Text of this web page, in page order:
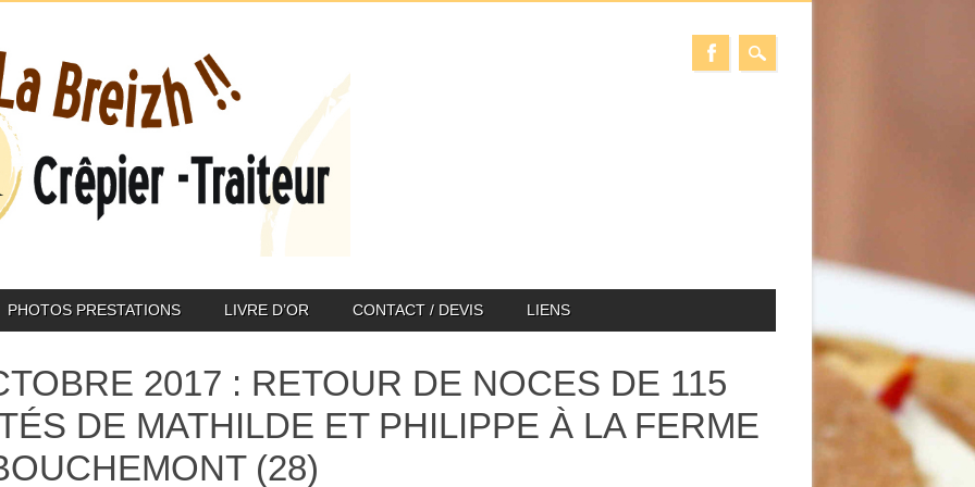
PHOTOS PRESTATIONS LIVRE D’OR CONTACT / DEVIS LIENS
2017 : RETOUR DE NOCES DE 115
DE MATHILDE ET PHILIPPE À LA FERME
(28)